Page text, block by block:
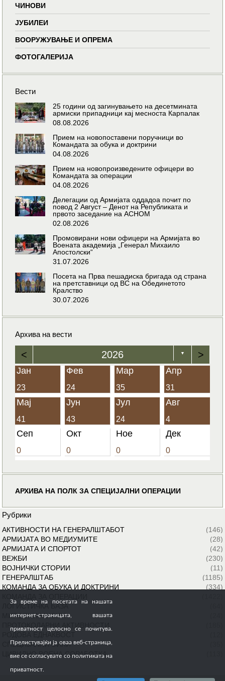
ЧИНОВИ
ЈУБИЛЕИ
ВООРУЖУВАЊЕ И ОПРЕМА
ФОТОГАЛЕРИЈА
Вести
25 години од загинувањето на десетмината
армиски припадници кај месноста Карпалак
08.08.2026
Прием на новопоставени поручници во
Командата за обука и доктрини
04.08.2026
Прием на новопроизведените офицери во
Командата за операции
04.08.2026
Делегации од Армијата оддадоа почит по
повод 2 Август – Денот на Републиката и
првото заседание на АСНОМ
02.08.2026
Промовирани нови офицери на Армијата во
Воената академија „Генерал Михаило
Апостолски“
31.07.2026
Посета на Прва пешадиска бригада од страна
на претставници од ВС на Обединетото
Кралство
30.07.2026
Архива на вести
< 2026 ▼ >
Јан
23
Фев
24
Мар
35
Апр
31
Мај
41
Јун
43
Јул
24
Авг
4
Сеп
0
Окт
0
Ное
0
Дек
0
АРХИВА НА ПОЛК ЗА СПЕЦИЈАЛНИ ОПЕРАЦИИ
Рубрики
АКТИВНОСТИ НА ГЕНЕРАЛШТАБОТ
(146)
АРМИЈАТА ВО МЕДИУМИТЕ
(28)
АРМИЈАТА И СПОРТОТ
(42)
ВЕЖБИ
(230)
ВОЈНИЧКИ СТОРИИ
(11)
ГЕНЕРАЛШТАБ
(1185)
КОМАНДА ЗА ОБУКА И ДОКТРИНИ
(334)
ЛОГИСТИЧКА БАЗА
МИРОВНИ МИСИИ
СПЕЦИЈАЛНИ СИЛИ
ЦИВИЛНО ВОЕНА СОРАБОТКА
За време на посетата на нашата
интернет-страницата, вашата
приватност целосно се почитува.
Прелистувајќи ја оваа веб-страница,
вие се согласувате со политиката на
приватност.